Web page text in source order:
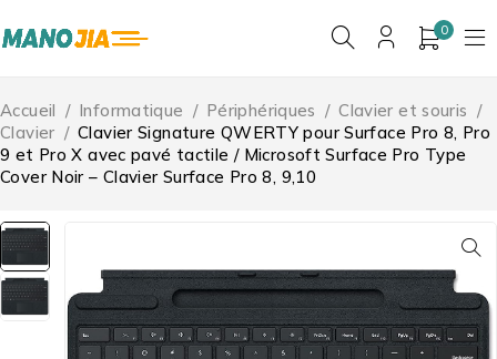
0
Accueil / Informatique / Périphériques / Clavier et souris /
Clavier / Clavier Signature QWERTY pour Surface Pro 8, Pro
9 et Pro X avec pavé tactile / Microsoft Surface Pro Type
Cover Noir – Clavier Surface Pro 8, 9,10